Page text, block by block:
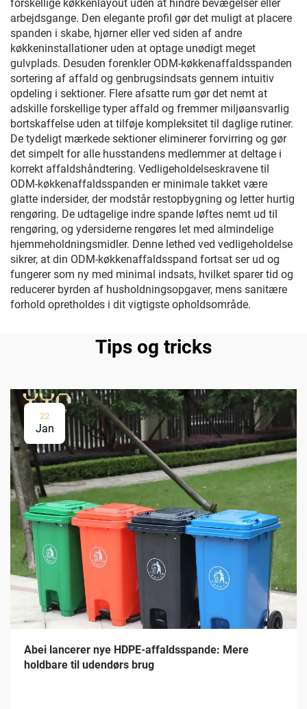
forskellige køkkenlayout uden at hindre bevægelser eller
arbejdsgange. Den elegante profil gør det muligt at placere
spanden i skabe, hjørner eller ved siden af andre
køkkeninstallationer uden at optage unødigt meget
gulvplads. Desuden forenkler ODM-køkkenaffaldsspanden
sortering af affald og genbrugsindsats gennem intuitiv
opdeling i sektioner. Flere afsatte rum gør det nemt at
adskille forskellige typer affald og fremmer miljøansvarlig
bortskaffelse uden at tilføje kompleksitet til daglige rutiner.
De tydeligt mærkede sektioner eliminerer forvirring og gør
det simpelt for alle husstandens medlemmer at deltage i
korrekt affaldshåndtering. Vedligeholdelseskravene til
ODM-køkkenaffaldsspanden er minimale takket være
glatte indersider, der modstår restopbygning og letter hurtig
rengøring. De udtagelige indre spande løftes nemt ud til
rengøring, og ydersiderne rengøres let med almindelige
hjemmeholdningsmidler. Denne lethed ved vedligeholdelse
sikrer, at din ODM-køkkenaffaldsspand fortsat ser ud og
fungerer som ny med minimal indsats, hvilket sparer tid og
reducerer byrden af husholdningsopgaver, mens sanitære
forhold opretholdes i dit vigtigste opholdsområde.
Tips og tricks
22
Jan
Abei lancerer nye HDPE-affaldsspande: Mere
holdbare til udendørs brug